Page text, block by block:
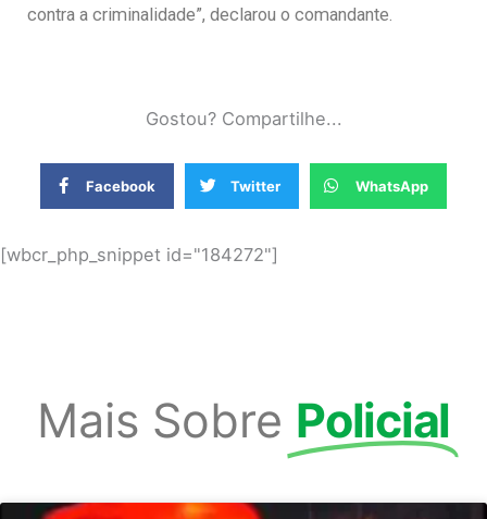
contra a criminalidade”, declarou o comandante.
Gostou? Compartilhe...
Facebook Twitter WhatsApp
[wbcr_php_snippet id="184272"]
Mais Sobre Policial